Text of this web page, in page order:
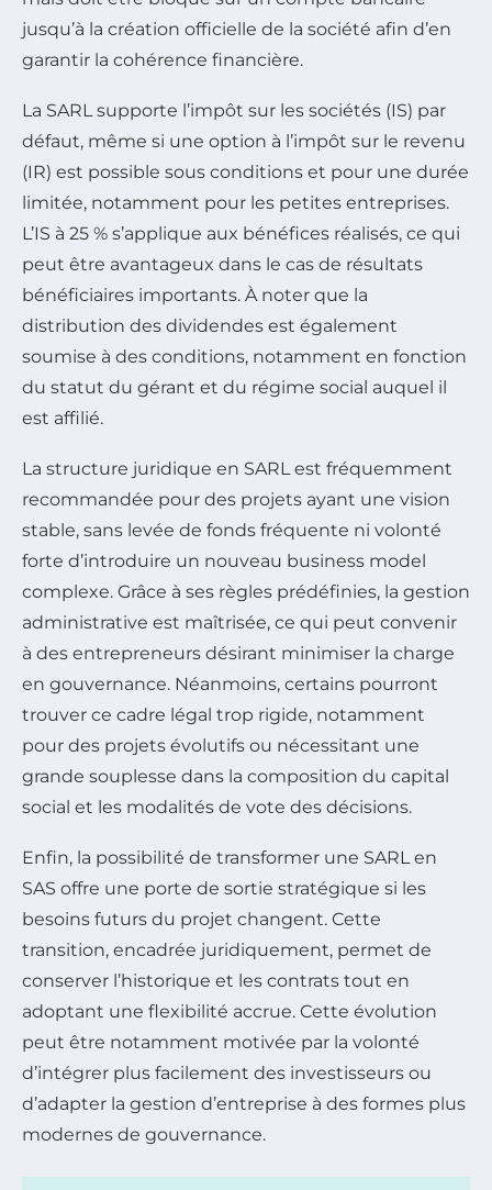
jusqu’à la création officielle de la société afin d’en
garantir la cohérence financière.
La SARL supporte l’impôt sur les sociétés (IS) par
défaut, même si une option à l’impôt sur le revenu
(IR) est possible sous conditions et pour une durée
limitée, notamment pour les petites entreprises.
L’IS à 25 % s’applique aux bénéfices réalisés, ce qui
peut être avantageux dans le cas de résultats
bénéficiaires importants. À noter que la
distribution des dividendes est également
soumise à des conditions, notamment en fonction
du statut du gérant et du régime social auquel il
est affilié.
La structure juridique en SARL est fréquemment
recommandée pour des projets ayant une vision
stable, sans levée de fonds fréquente ni volonté
forte d’introduire un nouveau business model
complexe. Grâce à ses règles prédéfinies, la gestion
administrative est maîtrisée, ce qui peut convenir
à des entrepreneurs désirant minimiser la charge
en gouvernance. Néanmoins, certains pourront
trouver ce cadre légal trop rigide, notamment
pour des projets évolutifs ou nécessitant une
grande souplesse dans la composition du capital
social et les modalités de vote des décisions.
Enfin, la possibilité de transformer une SARL en
SAS offre une porte de sortie stratégique si les
besoins futurs du projet changent. Cette
transition, encadrée juridiquement, permet de
conserver l’historique et les contrats tout en
adoptant une flexibilité accrue. Cette évolution
peut être notamment motivée par la volonté
d’intégrer plus facilement des investisseurs ou
d’adapter la gestion d’entreprise à des formes plus
modernes de gouvernance.